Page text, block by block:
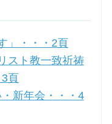
」・・・2頁
スト教一致祈祷
頁
新年会・・・4